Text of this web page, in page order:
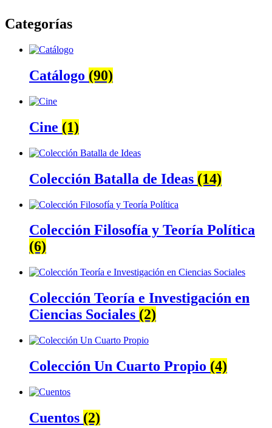
Categorías
Catálogo (90)
Cine (1)
Colección Batalla de Ideas (14)
Colección Filosofía y Teoría Política
(6)
Colección Teoría e Investigación en
Ciencias Sociales (2)
Colección Un Cuarto Propio (4)
Cuentos (2)